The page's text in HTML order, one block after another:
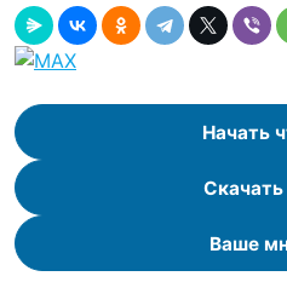
Начать
Скачать
Ваше